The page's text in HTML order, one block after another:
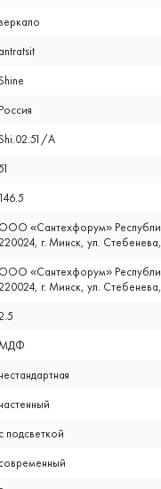
antratsit
Россия
A
146.5
ООО «Сантехфорум»
г. Минск, ул.
ООО «Сантехфорум»
г. Минск, ул.
нестандартная
настенный
с подсветкой
современный